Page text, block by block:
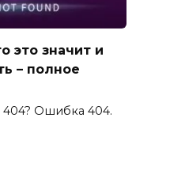
это значит и
– полное
Ошибка 404.